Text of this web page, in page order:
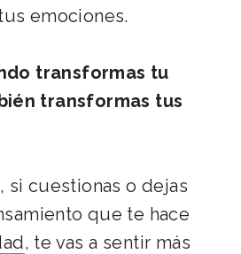
emociones.
transformas tu
transformas tus
si cuestionas o dejas
que te hace
, te vas a sentir más